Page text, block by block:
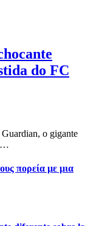
do FC
o gigante
πορεία με μια